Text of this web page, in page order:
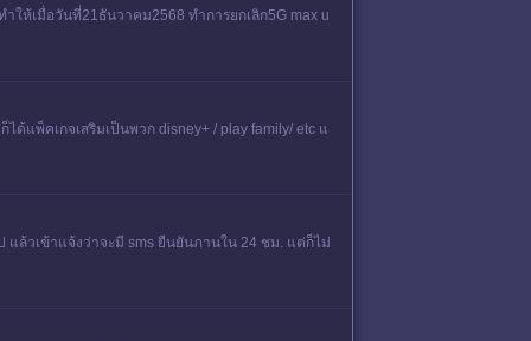
ให้เมื่อวันที่21ธันวาคม2568 ทำการยกเลิก5G max u
แพ็คเกจเสริมเป็นพวก disney+ / play family/ etc แ
แล้วเข้าแจ้งว่าจะมี sms ยืนยันภานใน 24 ชม. แต่ก็ไม่